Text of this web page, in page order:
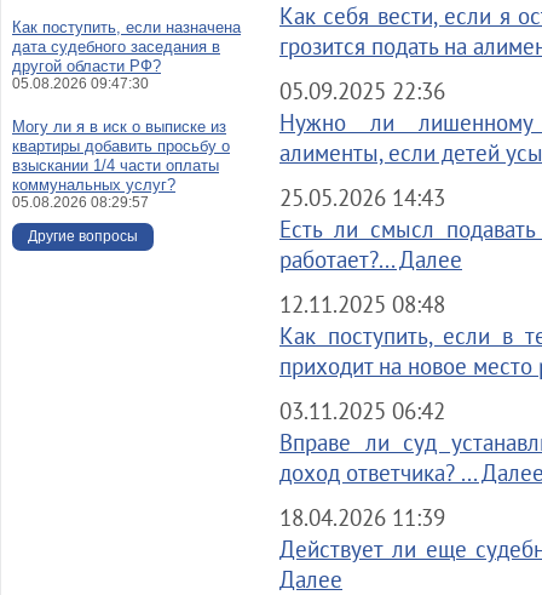
Как себя вести, если я
грозится подать на
05.09.2025 22:36
Нужно ли лишенному
алименты, если детей
25.05.2026 14:43
Есть ли смысл
работает?... Далее
12.11.2025 08:48
Как поступить, если в
приходит на новое
03.11.2025 06:42
Вправе ли суд
доход ответчика? ...
18.04.2026 11:39
Действует ли еще
Далее
Как поступить, если назначена
дата судебного заседания в
другой области РФ?
05.08.2026 09:47:30
Могу ли я в иск о выписке из
квартиры добавить просьбу о
взыскании 1/4 части оплаты
коммунальных услуг?
05.08.2026 08:29:57
Другие вопросы